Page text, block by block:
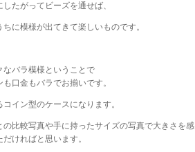
たがってビーズを通せば、
に模様が出てきて楽しいものです。
なバラ模様ということで
口金もバラでお揃いです。
コイン型のケースになります。
の比較写真や手に持ったサイズの写真で大きさを感
だければと思います。